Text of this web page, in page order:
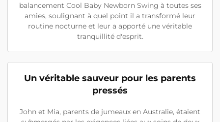
balancement Cool Baby Newborn Swing à toutes ses
amies, soulignant à quel point il a transformé leur
routine nocturne et leur a apporté une véritable
tranquillité d'esprit.
Un véritable sauveur pour les parents
pressés
John et Mia, parents de jumeaux en Australie, étaient